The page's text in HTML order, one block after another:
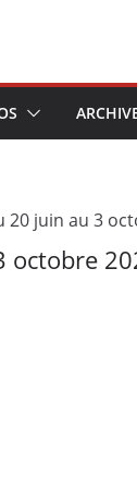
octobre